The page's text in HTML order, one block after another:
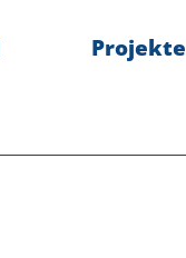
Projekte